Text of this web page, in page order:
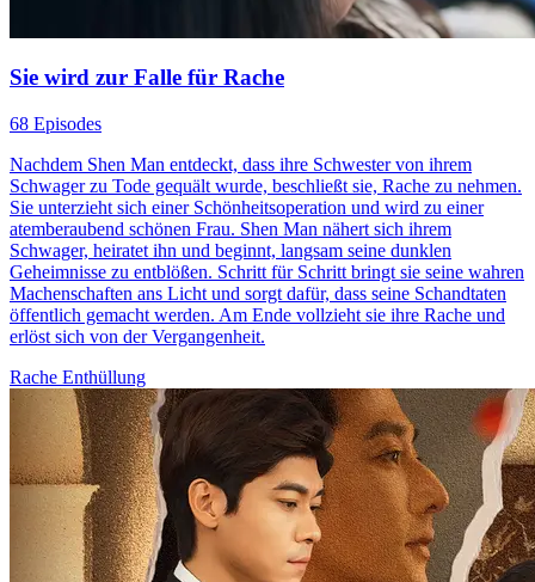
Sie wird zur Falle für Rache
68 Episodes
Nachdem Shen Man entdeckt, dass ihre Schwester von ihrem
Schwager zu Tode gequält wurde, beschließt sie, Rache zu nehmen.
Sie unterzieht sich einer Schönheitsoperation und wird zu einer
atemberaubend schönen Frau. Shen Man nähert sich ihrem
Schwager, heiratet ihn und beginnt, langsam seine dunklen
Geheimnisse zu entblößen. Schritt für Schritt bringt sie seine wahren
Machenschaften ans Licht und sorgt dafür, dass seine Schandtaten
öffentlich gemacht werden. Am Ende vollzieht sie ihre Rache und
erlöst sich von der Vergangenheit.
Rache Enthüllung